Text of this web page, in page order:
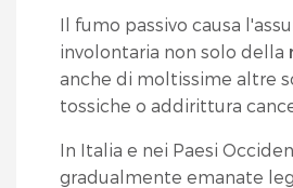
Il fumo passivo causa
involontaria non solo della
anche di moltissime altre
tossiche o addirittura
In Italia e nei Paesi
gradualmente emanate